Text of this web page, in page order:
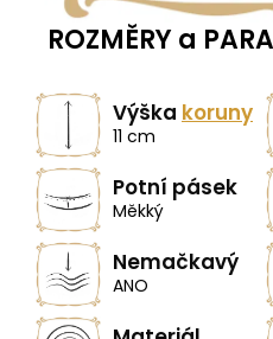
ROZMĚRY a
Výška koruny
11 cm
Potní pásek
Měkký
Nemačkavý
ANO